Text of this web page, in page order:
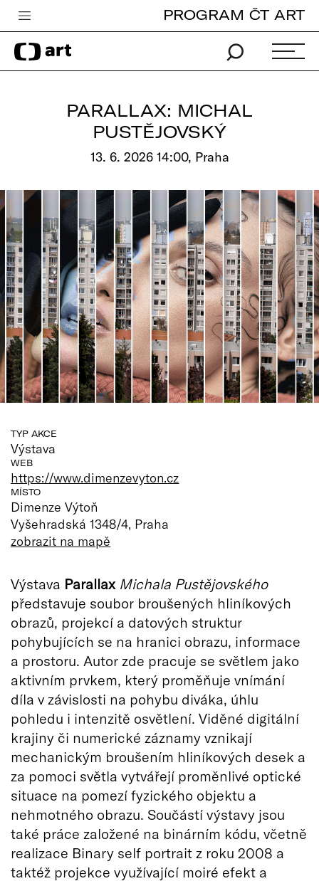
Česká televize
Zpravodajství
Vše o ČT
PROGRAM ČT ART
PARALLAX: MICHAL
PUSTĚJOVSKÝ
13. 6. 2026 14:00, Praha
TYP AKCE
Výstava
WEB
https://www.dimenzevyton.cz
MÍSTO
Dimenze Výtoň
Vyšehradská 1348/4, Praha
zobrazit na mapě
Výstava Parallax Michala Pustějovského
představuje soubor broušených hliníkových
obrazů, projekcí a datových struktur
pohybujících se na hranici obrazu, informace
a prostoru. Autor zde pracuje se světlem jako
aktivním prvkem, který proměňuje vnímání
díla v závislosti na pohybu diváka, úhlu
pohledu i intenzitě osvětlení. Viděné digitální
krajiny či numerické záznamy vznikají
mechanickým broušením hliníkových desek a
za pomoci světla vytvářejí proměnlivé optické
situace na pomezí fyzického objektu a
nehmotného obrazu. Součástí výstavy jsou
také práce založené na binárním kódu, včetně
realizace Binary self portrait z roku 2008 a
taktéž projekce využívající moiré efekt a